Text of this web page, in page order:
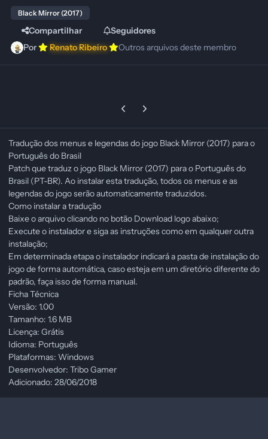
Black Mirror (2017)
Compartilhar
Seguidores
Por
Renato Ribeiro Outros arquivos deste membro
Previous carousel slide
Next carousel slide
Tradução dos menus e legendas do jogo Black Mirror (2017) para o
Português do Brasil
Patch que traduz o jogo Black Mirror (2017) para o Português do
Brasil (PT-BR). Ao instalar esta tradução, todos os menus e as
legendas do jogo serão automaticamente traduzidos.
Como instalar a tradução
Baixe o arquivo clicando no botão Download logo abaixo;
Execute o instalador e siga as instruções como em qualquer outra
instalação;
Em determinada etapa o instalador indicará a pasta de instalação do
jogo de forma automática, caso esteja em um diretório diferente do
padrão, faça isso de forma manual.
Ficha Técnica
Versão: 1.00
Tamanho: 1.6 MB
Licença: Grátis
Idioma: Português
Plataformas: Windows
Desenvolvedor: Tribo Gamer
Adicionado: 28/06/2018